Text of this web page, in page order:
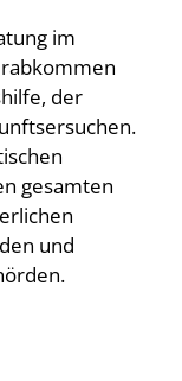
im
der
gesamten
und